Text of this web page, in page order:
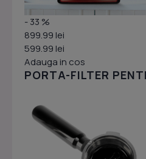
- 33 %
899.99 lei
599.99 lei
Adauga in cos
PORTA-FILTER